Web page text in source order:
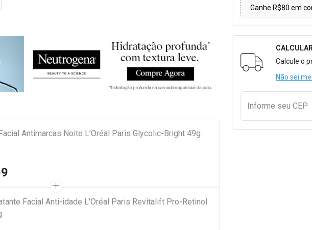
Ganhe R$80 em
Formulário
Calcule o
Não sei
Informe seu CEP
Antimarcas Noite L’Oréal Paris Glycolic-Bright 49g
Facial Anti-idade L'Oréal Paris Revitalift Pro-Retinol